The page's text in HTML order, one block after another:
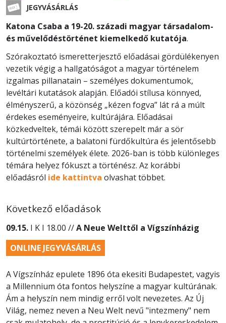
JEGYVÁSÁRLÁS
Katona Csaba a 19-20. századi magyar társadalom-
és művelődéstörténet kiemelkedő kutatója.
Szórakoztató ismeretterjesztő előadásai gördülékenyen
vezetik végig a hallgatóságot a magyar történelem
izgalmas pillanatain – személyes dokumentumok,
levéltári kutatások alapján. Előadói stílusa könnyed,
élményszerű, a közönség „kézen fogva” lát rá a múlt
érdekes eseményeire, kultúrájára. Előadásai
közkedveltek, témái között szerepelt már a sör
kultúrtörténete, a balatoni fürdőkultúra és jelentősebb
történelmi személyek élete. 2026-ban is több különleges
témára helyez fókuszt a történész. Az korábbi
előadásról ide kattintva olvashat többet.
Következő előadások
09.15. I K I 18.00 //A Neue Welttől a Vígszínházig
ONLINE JEGYVÁSÁRLÁS
A Vígszínház epulete 1896 óta ekesiti Budapestet, vagyis
a Millennium óta fontos helyszíne a magyar kultúrának.
Ám a helyszín nem mindig erről volt nevezetes. Az Új
Világ, nemez neven a Neu Welt nevű "intezmeny" nem